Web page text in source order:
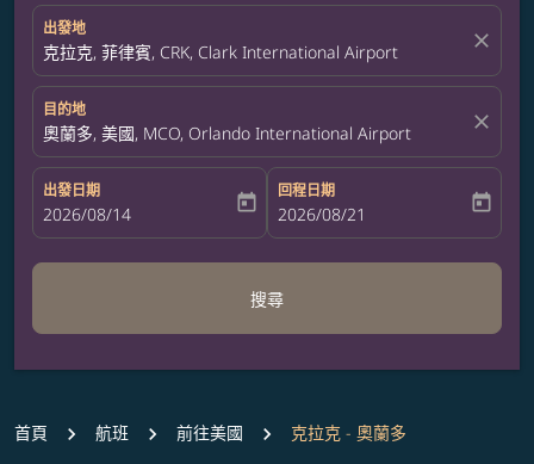
出發地
克拉克, 菲律賓, CRK, Clark International Airport close
目的地
奧蘭多, 美國, MCO, Orlando International Airport close
出發日期
fc-booking-departure-date-aria-label
2026/08/14 today
回程日期
fc-booking-return-date-aria-label
2026/08/21 today
搜尋
首頁 航班 前往美國 克拉克 - 奧蘭多